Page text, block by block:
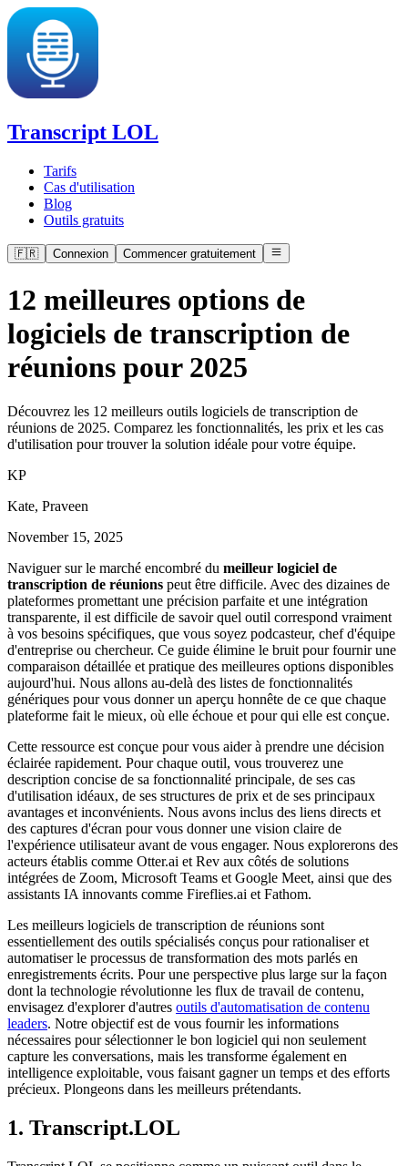
Transcript LOL
Tarifs
Cas d'utilisation
Blog
Outils gratuits
🇫🇷 Connexion Commencer gratuitement
12 meilleures options de
logiciels de transcription de
réunions pour 2025
Découvrez les 12 meilleurs outils logiciels de transcription de
réunions de 2025. Comparez les fonctionnalités, les prix et les cas
d'utilisation pour trouver la solution idéale pour votre équipe.
KP
Kate, Praveen
November 15, 2025
Naviguer sur le marché encombré du meilleur logiciel de
transcription de réunions peut être difficile. Avec des dizaines de
plateformes promettant une précision parfaite et une intégration
transparente, il est difficile de savoir quel outil correspond vraiment
à vos besoins spécifiques, que vous soyez podcasteur, chef d'équipe
d'entreprise ou chercheur. Ce guide élimine le bruit pour fournir une
comparaison détaillée et pratique des meilleures options disponibles
aujourd'hui. Nous allons au-delà des listes de fonctionnalités
génériques pour vous donner un aperçu honnête de ce que chaque
plateforme fait le mieux, où elle échoue et pour qui elle est conçue.
Cette ressource est conçue pour vous aider à prendre une décision
éclairée rapidement. Pour chaque outil, vous trouverez une
description concise de sa fonctionnalité principale, de ses cas
d'utilisation idéaux, de ses structures de prix et de ses principaux
avantages et inconvénients. Nous avons inclus des liens directs et
des captures d'écran pour vous donner une vision claire de
l'expérience utilisateur avant de vous engager. Nous explorerons des
acteurs établis comme Otter.ai et Rev aux côtés de solutions
intégrées de Zoom, Microsoft Teams et Google Meet, ainsi que des
assistants IA innovants comme Fireflies.ai et Fathom.
Les meilleurs logiciels de transcription de réunions sont
essentiellement des outils spécialisés conçus pour rationaliser et
automatiser le processus de transformation des mots parlés en
enregistrements écrits. Pour une perspective plus large sur la façon
dont la technologie révolutionne les flux de travail de contenu,
envisagez d'explorer d'autres outils d'automatisation de contenu
leaders. Notre objectif est de vous fournir les informations
nécessaires pour sélectionner le bon logiciel qui non seulement
capture les conversations, mais les transforme également en
intelligence exploitable, vous faisant gagner un temps et des efforts
précieux. Plongeons dans les meilleurs prétendants.
1. Transcript.LOL